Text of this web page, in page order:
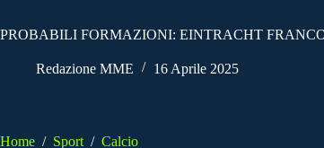
PROBABILI FORMAZIONI: EINTRACHT
Redazione MME 16 Aprile 2025
Home / Sport / Calcio